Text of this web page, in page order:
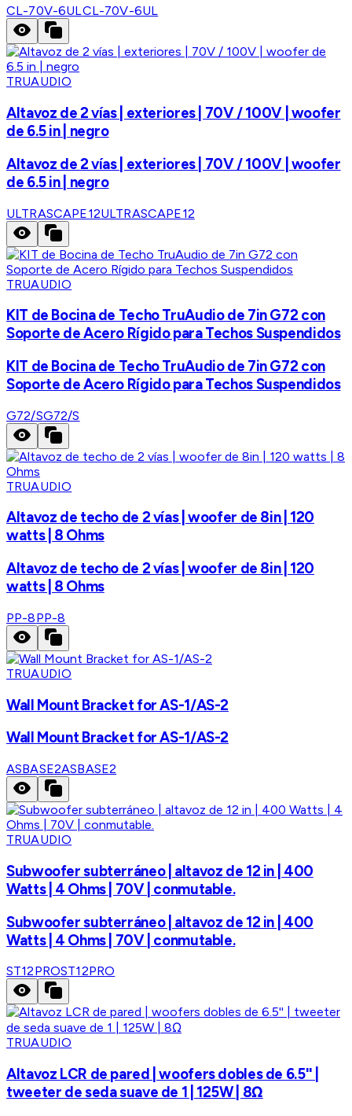
CL-70V-6ULCL-70V-6UL
TRUAUDIO
Altavoz de 2 vías | exteriores | 70V / 100V | woofer
de 6.5 in | negro
Altavoz de 2 vías | exteriores | 70V / 100V | woofer
de 6.5 in | negro
ULTRASCAPE12ULTRASCAPE12
TRUAUDIO
KIT de Bocina de Techo TruAudio de 7in G72 con
Soporte de Acero Rígido para Techos Suspendidos
KIT de Bocina de Techo TruAudio de 7in G72 con
Soporte de Acero Rígido para Techos Suspendidos
G72/SG72/S
TRUAUDIO
Altavoz de techo de 2 vías | woofer de 8in | 120
watts | 8 Ohms
Altavoz de techo de 2 vías | woofer de 8in | 120
watts | 8 Ohms
PP-8PP-8
TRUAUDIO
Wall Mount Bracket for AS-1/AS-2
Wall Mount Bracket for AS-1/AS-2
ASBASE2ASBASE2
TRUAUDIO
Subwoofer subterráneo | altavoz de 12 in | 400
Watts | 4 Ohms | 70V | conmutable.
Subwoofer subterráneo | altavoz de 12 in | 400
Watts | 4 Ohms | 70V | conmutable.
ST12PROST12PRO
TRUAUDIO
Altavoz LCR de pared | woofers dobles de 6.5'' |
tweeter de seda suave de 1 | 125W | 8Ω